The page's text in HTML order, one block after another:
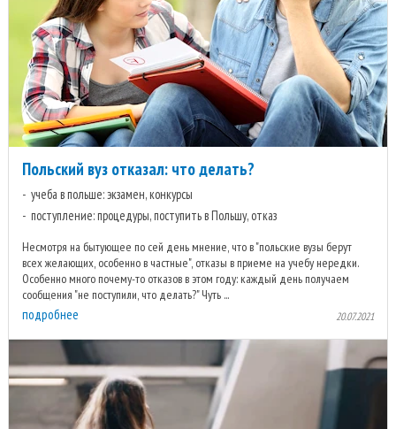
Польский вуз отказал: что делать?
учеба в польше: экзамен, конкурсы
поступление: процедуры, поступить в Польшу, отказ
Несмотря на бытующее по сей день мнение, что в "польские вузы берут
всех желающих, особенно в частные", отказы в приеме на учебу нередки.
Особенно много почему-то отказов в этом году: каждый день получаем
сообщения "не поступили, что делать?" Чуть ...
подробнее 20.07.2021